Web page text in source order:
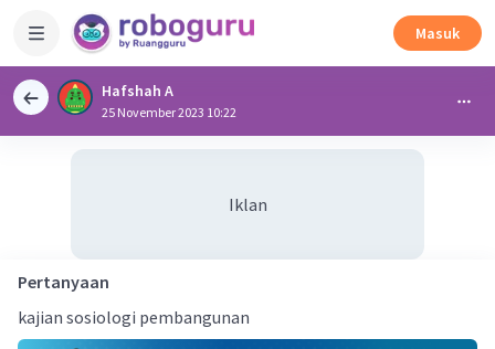
Masuk
Hafshah A
25 November 2023 10:22
Iklan
Pertanyaan
kajian sosiologi pembangunan